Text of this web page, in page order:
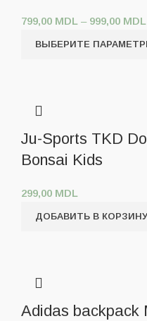
799,00 MDL – 999,00 MDL
ВЫБЕРИТЕ
Ju-Sports TKD
Bonsai Kids
299,00 MDL
ДОБАВИТЬ В КОРЗИНУ
Adidas backpack